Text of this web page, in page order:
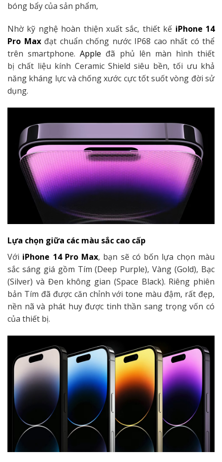
bóng bẩy của sản phẩm,
Nhờ kỹ nghệ hoàn thiện xuất sắc, thiết kế iPhone 14
Pro Maxđạt chuẩn chống nước IP68 cao nhất có thể
trên smartphone.Apple đã phủ lên màn hình thiết
bị chất liệu kính Ceramic Shield siêu bền, tối ưu khả
năng kháng lực và chống xước cực tốt suốt vòng đời sử
dụng.
Lựa chọn giữa các màu sắc cao cấp
Với iPhone 14 Pro Max, bạn sẽ có bốn lựa chọn màu
sắc sáng giá gồm Tím (Deep Purple), Vàng (Gold), Bạc
(Silver) và Đen không gian (Space Black). Riêng phiên
bản Tím đã được căn chỉnh với tone màu đậm, rất đẹp,
nền nã và phát huy được tinh thần sang trọng vốn có
của thiết bị.